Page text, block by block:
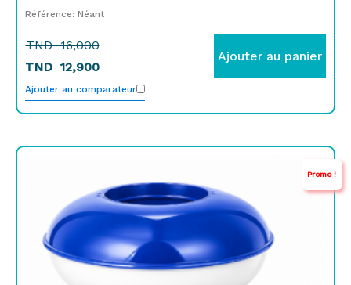
Référence: Néant
TND16,000
TND 12,900
Ajouter au panier
Ajouter au comparateur
Promo !
initial
était :
TND
55,000.
actuel
est :
TND
46,000.